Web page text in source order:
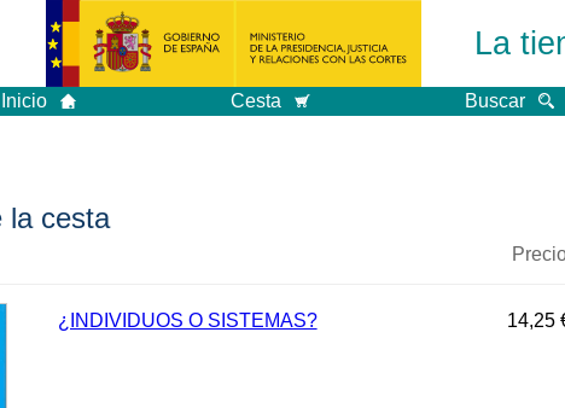
La
Inicio Cesta Buscar
la cesta
¿INDIVIDUOS O SISTEMAS? 14,25